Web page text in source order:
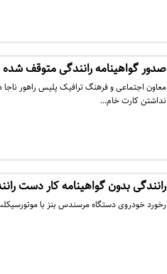
صدور گواهینامه رانندگی متوقف
معاون اجتماعی و فرهنگ ترافیک پلیس راهور ناجا
نداشتن کارت خام…
رانندگی بدون گواهینامه کار دست
رخورد خودروی دستگاه مرسندس بنز با